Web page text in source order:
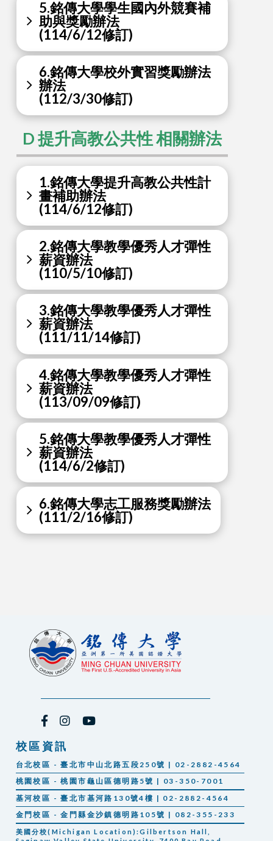
5.銘傳大學學生國內外競賽補
助與獎勵辦法
(114/6/12修訂)
6.銘傳大學校外實習獎勵辦法
辦法
(112/3/30修訂)
D 提升高教公共性 相關辦法
1.銘傳大學提升高教公共性計
畫補助辦法
(114/6/12修訂)
2.銘傳大學教學優秀人才彈性
薪資辦法
(110/5/10修訂)
3.銘傳大學教學優秀人才彈性
薪資辦法
(111/11/14修訂)
4.銘傳大學教學優秀人才彈性
薪資辦法
(113/09/09修訂)
5.銘傳大學教學優秀人才彈性
薪資辦法
(114/6/2修訂)
6.銘傳大學志工服務獎勵辦法
(111/2/16修訂)
校區資訊
台北校區 - 臺北市中山北路五段250號 | 02-2882-4564
桃園校區 - 桃園市龜山區德明路5號 | 03-350-7001
基河校區 - 臺北市基河路130號4樓 | 02-2882-4564
金門校區 - 金門縣金沙鎮德明路105號 | 082-355-233
美國分校(Michigan Location):Gilbertson Hall,